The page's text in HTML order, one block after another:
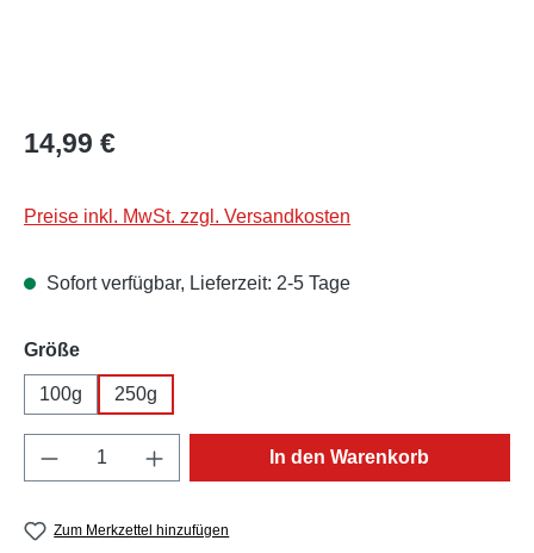
Regulärer Preis:
14,99 €
Preise inkl. MwSt. zzgl. Versandkosten
Sofort verfügbar, Lieferzeit: 2-5 Tage
Größeauswählen
100g 250g
Produkt Anzahl: Gib den gewünschten
In den Warenkorb
Zum Merkzettel hinzufügen